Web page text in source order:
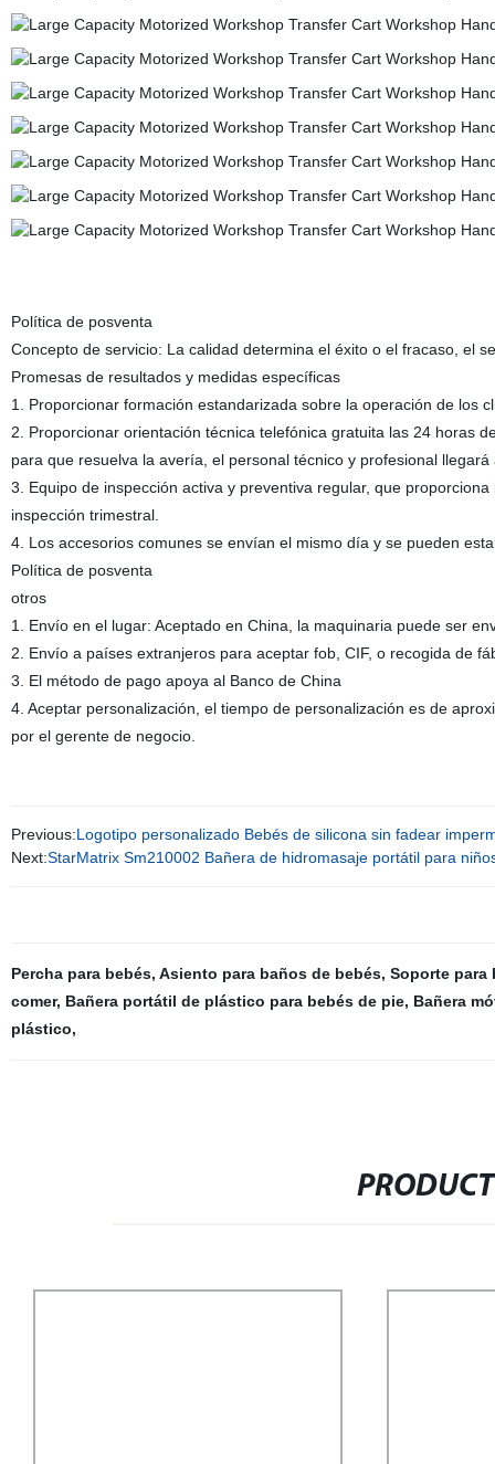
Política de posventa
Concepto de servicio: La calidad determina el éxito o el fracaso, el
Promesas de resultados y medidas específicas
1. Proporcionar formación estandarizada sobre la operación de los
2. Proporcionar orientación técnica telefónica gratuita las 24 horas
para que resuelva la avería, el personal técnico y profesional
3. Equipo de inspección activa y preventiva regular, que
inspección trimestral.
4. Los accesorios comunes se envían el mismo día y se pueden
Política de posventa
otros
1. Envío en el lugar: Aceptado en China, la maquinaria puede ser
2. Envío a países extranjeros para aceptar fob, CIF, o recogida de
3. El método de pago apoya al Banco de China
4. Aceptar personalización, el tiempo de personalización es de
por el gerente de negocio.
Previous:Logotipo personalizado Bebés de silicona sin fadear
Next:StarMatrix Sm210002 Bañera de hidromasaje portátil para
Percha para bebés, Asiento para baños de bebés, Soporte para
comer, Bañera portátil de plástico para bebés de pie, Bañera
plástico,